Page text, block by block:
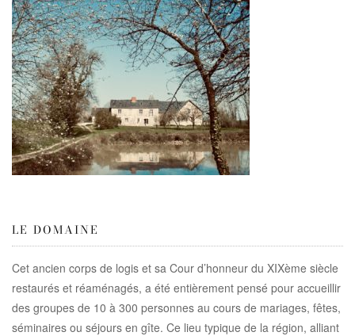
LE DOMAINE
Cet ancien corps de logis et sa Cour d’honneur du XIXème siècle
restaurés et réaménagés, a été entièrement pensé pour accueillir
des groupes de 10 à 300 personnes au cours de mariages, fêtes,
séminaires ou séjours en gîte. Ce lieu typique de la région, alliant